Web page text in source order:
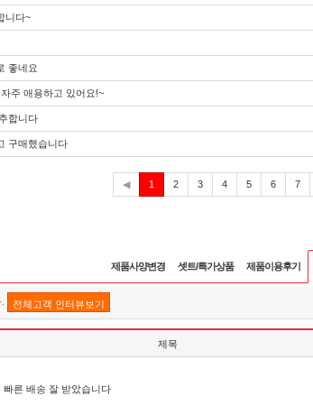
니다~
좋네요
주 애용하고 있어요!~
합니다
구매했습니다
◀ 1
재
2 3 4 5 6 7
제품사양변경 셋트/특가상품 제품이용후기
전체고객 인터뷰보기
제목
빠른 배송 잘 받았습니다